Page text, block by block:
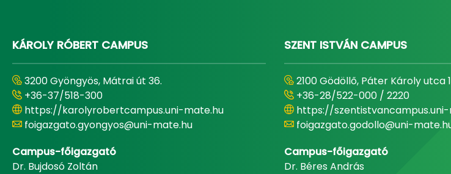
KÁROLY RÓBERT CAMPUS
3200 Gyöngyös, Mátrai út 36.
+36-37/518-300
https://karolyrobertcampus.uni-mate.hu
foigazgato.gyongyos@uni-mate.hu
Campus-főigazgató
Dr. Bujdosó Zoltán
SZENT ISTVÁN CAMPUS
2100 Gödöllő, Páter Károly utca
+36-28/522-000 / 2220
https://
foigazgato.godollo@uni-
Campus-főigazgató
Dr. Béres András